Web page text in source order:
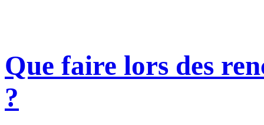
Que faire lors des
?